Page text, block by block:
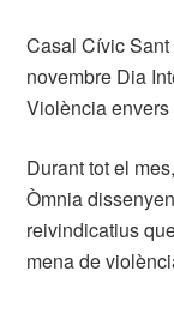
Casal Cívic Sant
novembre Dia
Violència
Durant tot el
Òmnia
reivindicatius
mena de